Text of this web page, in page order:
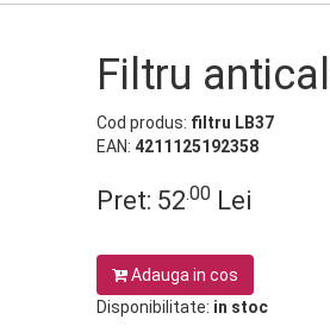
Filtru
Cod produs: filtru LB37
EAN: 4211125192358
Pret: 52.00 Lei
Adauga in cos
Disponibilitate: in stoc